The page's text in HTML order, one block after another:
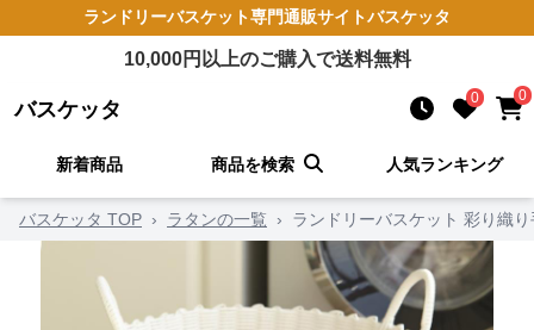
ランドリーバスケット専門通販サイトバスケッタ
10,000円以上のご購入で送料無料
バスケッタ 0 0
新着商品 商品を検索 人気ランキング
バスケッタ TOP › ラタンの一覧 › ランドリーバスケット 彩り織